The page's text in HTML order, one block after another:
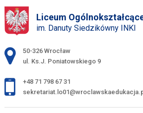
Liceum
im. Danuty Siedzikówny INKI
Adres pocztowy:
50-326 Wrocław
ul. Ks.J. Poniatowskiego 9
+48 71 798 67 31